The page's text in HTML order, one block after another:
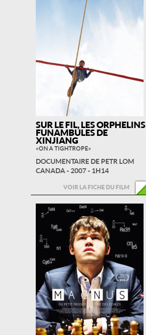
SUR LE FIL, LES ORPHELINS
FUNAMBULES DE
XINJIANG
« ON A TIGHTROPE »
DOCUMENTAIRE DE PETR LOM
CANADA - 2007 - 1H14
VOIR LA FICHE DU FILM